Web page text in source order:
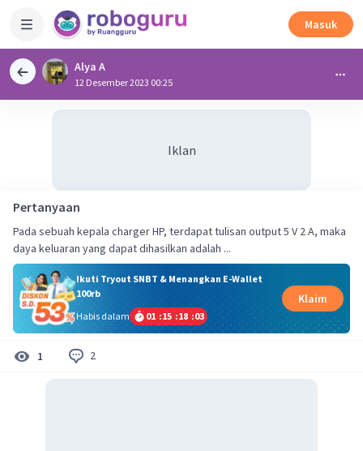
Masuk
Alya A
12 Desember 2023 00:25
Iklan
Pertanyaan
Pada sebuah kepala charger HP, terdapat tulisan output 5 V 2 A, maka
daya keluaran yang dapat dihasilkan adalah ...
Ikuti Tryout SNBT & Menangkan E-Wallet
100rb
Habis dalam
01 :15 :18 :02
Klaim
1 2